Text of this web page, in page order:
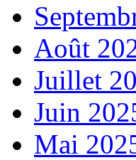
Août
Juillet
Juin
Mai